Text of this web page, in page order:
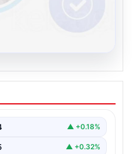
İletişimin Güvenli
▲ +0.18%
▲ +0.32%